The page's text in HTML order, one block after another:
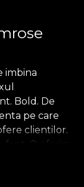
imbina
Bold. De
pe care
clientilor.
O oferim
de mana